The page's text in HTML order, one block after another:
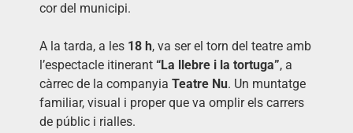
cor del municipi.
A la tarda, a les 18 h, va ser el torn del teatre amb
l’espectacle itinerant “La llebre i la tortuga”, a
càrrec de la companyia Teatre Nu. Un muntatge
familiar, visual i proper que va omplir els carrers
de públic i rialles.